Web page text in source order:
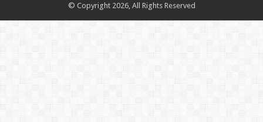
© Copyright 2026, All Rights Reserved